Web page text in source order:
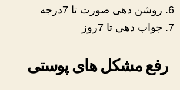
روشن دهی صورت تا 7درجه
جواب دهی تا 7روز
رفع مشکل های پوستی